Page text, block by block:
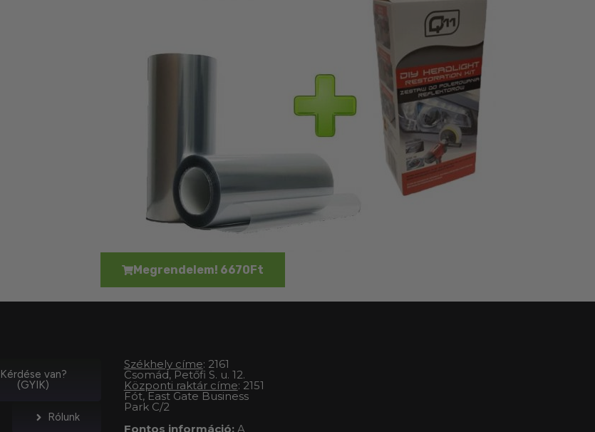
Megrendelem! 6670Ft
Kérdése van?
(GYIK)
Rólunk
Székhely címe: 2161
Csomád, Petőfi S. u. 12.
Központi raktár címe: 2151
Fót, East Gate Business
Park C/2
Fontos információ:A